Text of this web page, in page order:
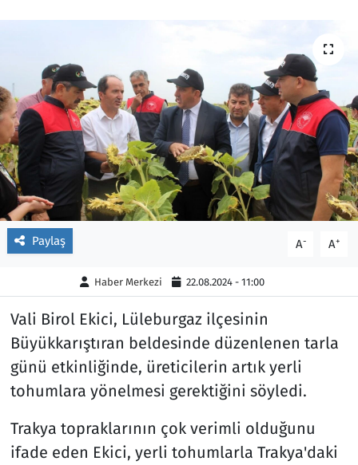
Paylaş A- A+
Haber Merkezi 22.08.2024 - 11:00
Vali Birol Ekici, Lüleburgaz ilçesinin
Büyükkarıştıran beldesinde düzenlenen tarla
günü etkinliğinde, üreticilerin artık yerli
tohumlara yönelmesi gerektiğini söyledi.
Trakya topraklarının çok verimli olduğunu
ifade eden Ekici, yerli tohumlarla Trakya'daki
Siyaset
Foto Galeri
Video
Yazarlar
Ara
Kapaklı
Kırklareli
Kültür Sanat
Malkara
Marmaraereğlisi
Sağlık
Saray
Şarköy
Spor